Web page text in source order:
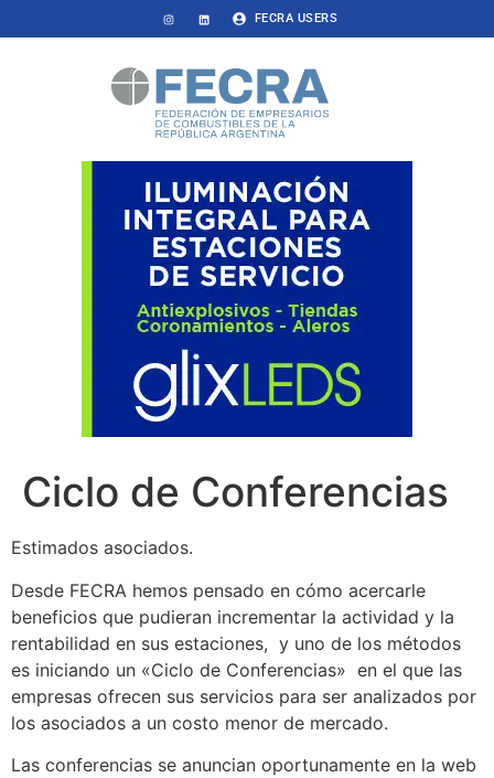
FECRA USERS
Ciclo de Conferencias
Estimados asociados.
Desde FECRA hemos pensado en cómo acercarle
beneficios que pudieran incrementar la actividad y la
rentabilidad en sus estaciones, y uno de los métodos
es iniciando un «Ciclo de Conferencias» en el que las
empresas ofrecen sus servicios para ser analizados por
los asociados a un costo menor de mercado.
Las conferencias se anuncian oportunamente en la web